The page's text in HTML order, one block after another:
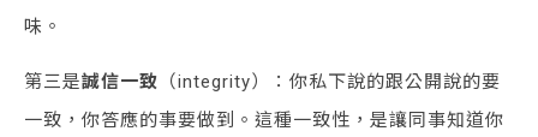
味。
第三是誠信一致 （integrity）：你私下說的跟公開說的要
一致，你答應的事要做到。這種一致性，是讓同事知道你